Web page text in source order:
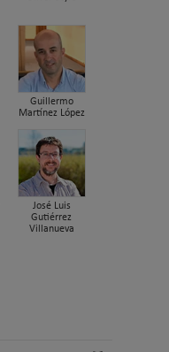
Guillermo
Martínez López
José Luis
Gutiérrez
Villanueva